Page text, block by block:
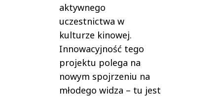
aktywnego
uczestnictwa w
kulturze kinowej.
Innowacyjność tego
projektu polega na
nowym spojrzeniu na
młodego widza – tu jest